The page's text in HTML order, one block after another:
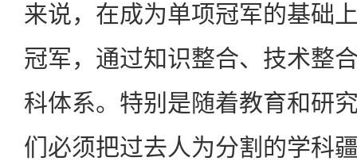
来说，在成为单项冠军的基础
冠军，通过知识整合、技术整
科体系。特别是随着教育和研
们必须把过去人为分割的学科